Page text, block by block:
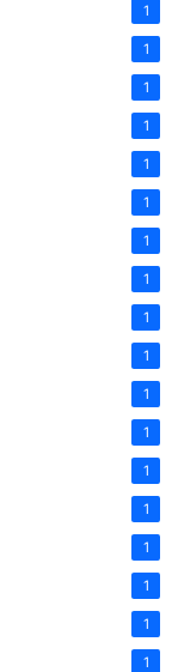
1
1
1
1
1
1
1
1
1
1
1
1
1
1
1
1
1
1